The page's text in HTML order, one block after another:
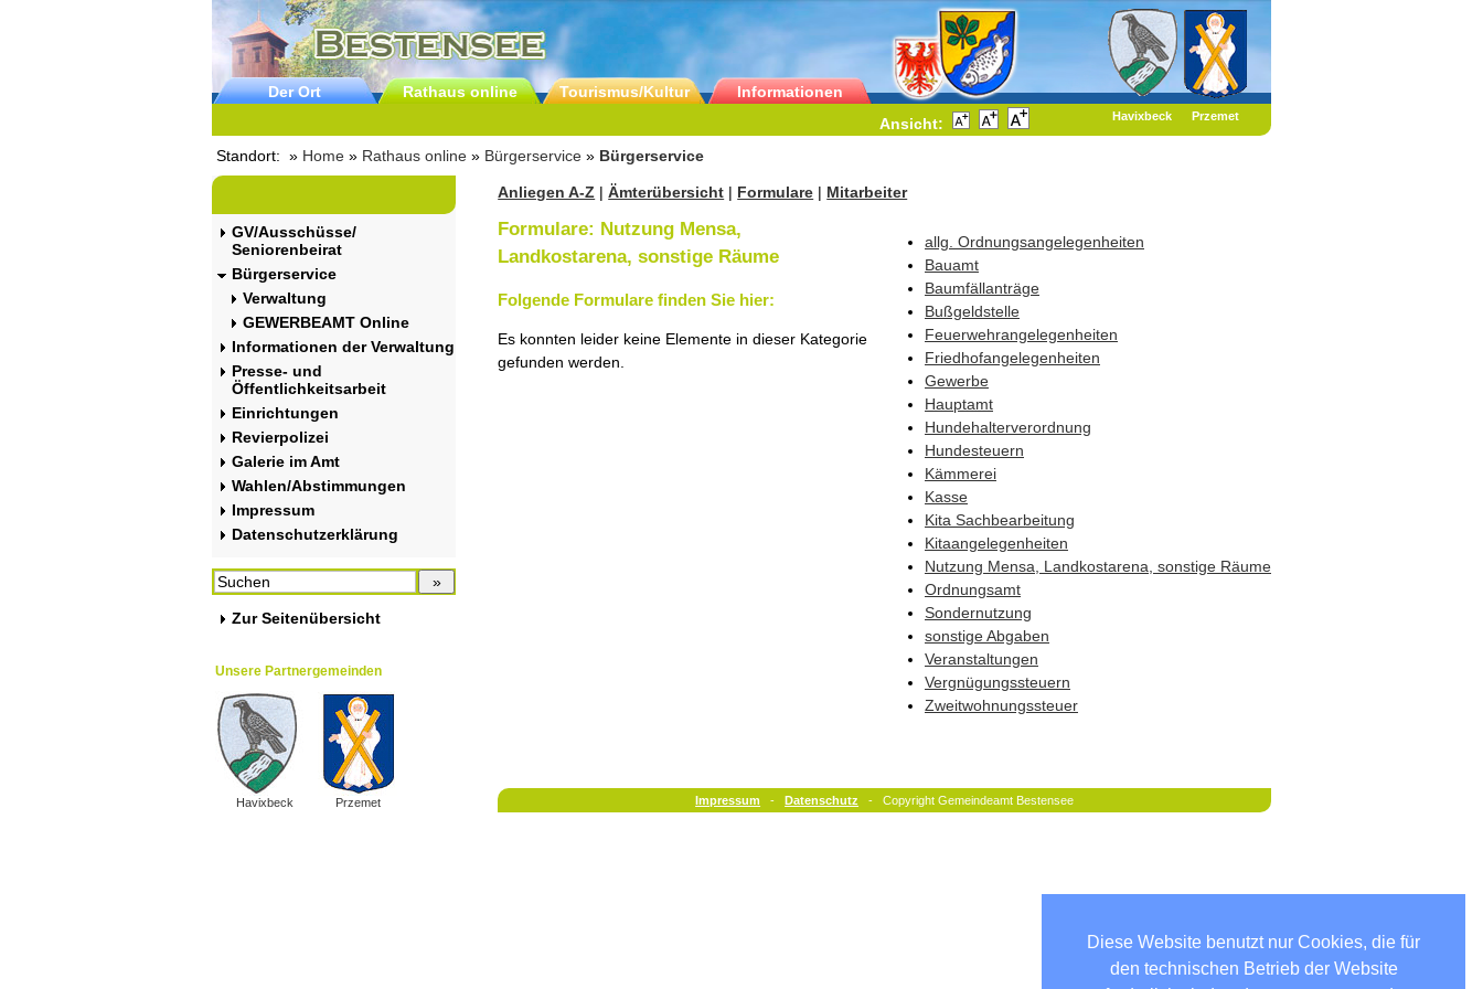
Diese Website benutzt nur Cookies, die für
den technischen Betrieb der Website
Havixbeck Przemet
Der Ort Rathaus online Tourismus/Kultur
Informationen
Ansicht:
Standort: » Home » Rathaus online » Bürgerservice » Bürgerservice
GV/Ausschüsse/
Seniorenbeirat
Bürgerservice
Verwaltung
GEWERBEAMT Online
Informationen der Verwaltung
Presse- und
Öffentlichkeitsarbeit
Einrichtungen
Revierpolizei
Galerie im Amt
Wahlen/Abstimmungen
Impressum
Datenschutzerklärung
Zur Seitenübersicht
Unsere Partnergemeinden
Havixbeck Przemet
Anliegen A-Z |Ämterübersicht | Formulare | Mitarbeiter
allg. Ordnungsangelegenheiten
Bauamt
Baumfällanträge
Bußgeldstelle
Feuerwehrangelegenheiten
Friedhofangelegenheiten
Gewerbe
Hauptamt
Hundehalterverordnung
Hundesteuern
Kämmerei
Kasse
Kita Sachbearbeitung
Kitaangelegenheiten
Nutzung Mensa, Landkostarena, sonstige Räume
Ordnungsamt
Sondernutzung
sonstige Abgaben
Veranstaltungen
Vergnügungssteuern
Zweitwohnungssteuer
Formulare: Nutzung Mensa,
Landkostarena, sonstige Räume
Folgende Formulare finden Sie hier:
Es konnten leider keine Elemente in dieser Kategorie
gefunden werden.
Impressum -Datenschutz - Copyright Gemeindeamt Bestensee